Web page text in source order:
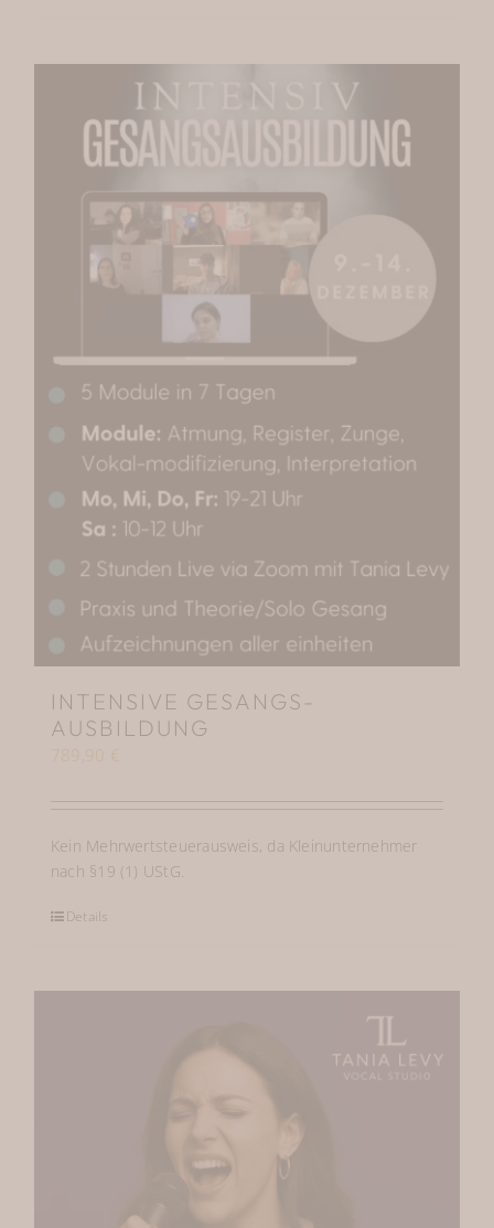
INTENSIVE GESANGS-
AUSBILDUNG
789,90 €
Kein Mehrwertsteuerausweis, da Kleinunternehmer
nach §19 (1) UStG.
Details